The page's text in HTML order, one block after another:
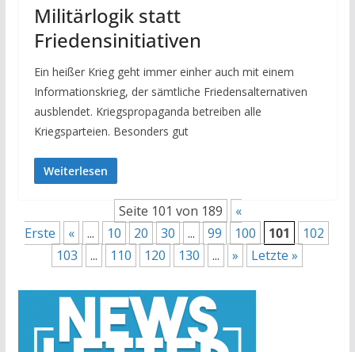
Militärlogik statt
Friedensinitiativen
Ein heißer Krieg geht immer einher auch mit einem
Informationskrieg, der sämtliche Friedensalternativen
ausblendet. Kriegspropaganda betreiben alle
Kriegsparteien. Besonders gut
Weiterlesen
Seite 101 von 189
«
Erste
« ... 10 20 30 ... 99 100 101
102
103
... 110 120 130 ... » Letzte »